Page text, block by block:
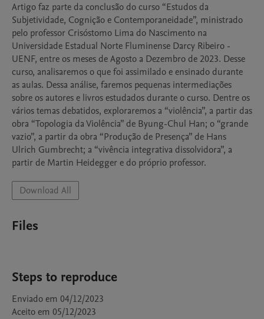
Artigo faz parte da conclusão do curso “Estudos da
Subjetividade, Cognição e Contemporaneidade”, ministrado
pelo professor Crisóstomo Lima do Nascimento na
Universidade Estadual Norte Fluminense Darcy Ribeiro -
UENF, entre os meses de Agosto a Dezembro de 2023. Desse
curso, analisaremos o que foi assimilado e ensinado durante
as aulas. Dessa análise, faremos pequenas intermediações
sobre os autores e livros estudados durante o curso. Dentre os
vários temas debatidos, exploraremos a “violência”, a partir das
obra “Topologia da Violência” de Byung-Chul Han; o “grande
vazio”, a partir da obra “Produção de Presença” de Hans
Ulrich Gumbrecht; a “vivência integrativa dissolvidora”, a
partir de Martin Heidegger e do próprio professor.
Download All
Files
Steps to reproduce
Enviado em 04/12/2023
Aceito em 05/12/2023